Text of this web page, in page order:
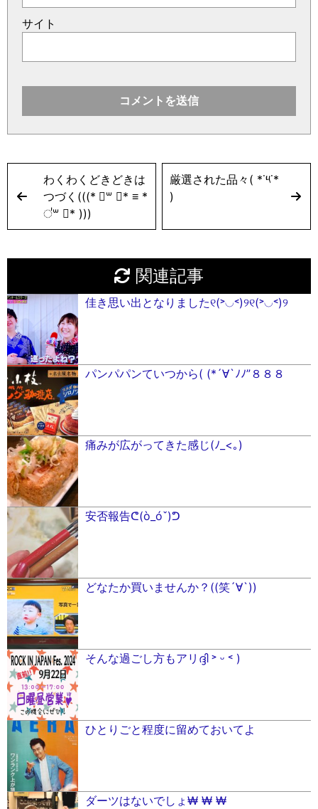
サイト
わくわくどきどきは
つづく(((* ॑꒳ ॑* ≡ *
॑꒳ ॑* )))
厳選された品々( *˙༥˙*
)
関連記事
佳き思い出となりました୧(˃◡˂)୨୧(˃◡˂)୨
パンパパンていつから( (*´∀`ﾉﾉ”８８８
痛みが広がってきた感じ(ﾉ_<｡)
安否報告ᕦ(ò_óˇ)ᕤ
どなたか買いませんか？((笑´∀︎`))
そんな過ごし方もアリദ്ദി ˃ ᵕ ˂ )
ひとりごと程度に留めておいてよ
ダーツはないでしょ₩ ₩ ₩